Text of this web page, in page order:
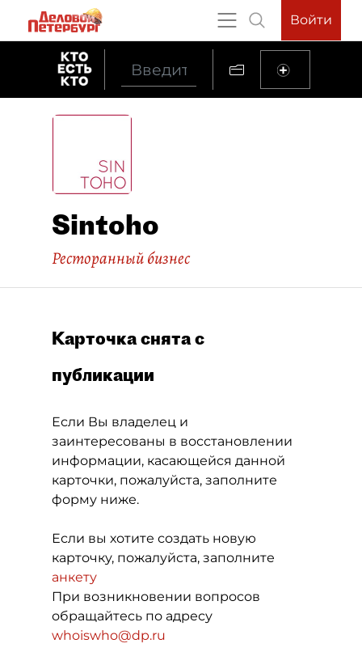
Войти
Sintoho
Ресторанный бизнес
Карточка снята с
публикации
Если Вы владелец и
заинтересованы в восстановлении
информации, касающейся данной
карточки, пожалуйста, заполните
форму ниже.
Если вы хотите создать новую
карточку, пожалуйста, заполните
анкету
При возникновении вопросов
обращайтесь по адресу
whoiswho@dp.ru